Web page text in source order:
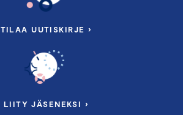
TILAA UUTISKIRJE ›
LIITY JÄSENEKSI ›